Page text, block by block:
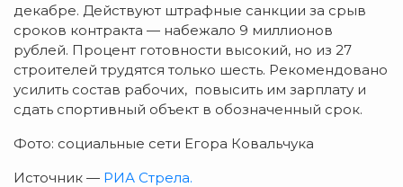
декабре. Действуют штрафные санкции за срыв
сроков контракта — набежало 9 миллионов
рублей. Процент готовности высокий, но из 27
строителей трудятся только шесть. Рекомендовано
усилить состав рабочих, повысить им зарплату и
сдать спортивный объект в обозначенный срок.
Фото: социальные сети Егора Ковальчука
Источник — РИА Стрела.